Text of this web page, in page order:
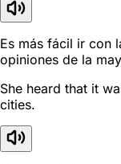
Es más fácil ir con
opiniones de la
She heard that it
cities.